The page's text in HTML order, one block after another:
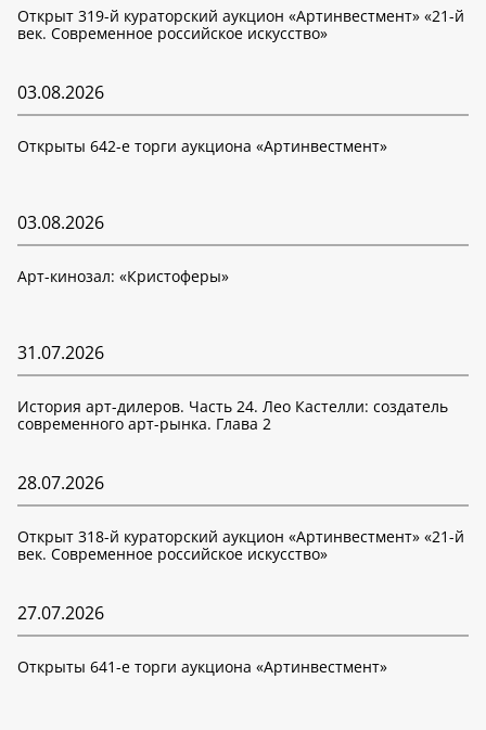
Открыт 319-й кураторский аукцион «Артинвестмент» «21-й
век. Современное российское искусство»
03.08.2026
Открыты 642-е торги аукциона «Артинвестмент»
03.08.2026
Арт-кинозал: «Кристоферы»
31.07.2026
История арт-дилеров. Часть 24. Лео Кастелли: создатель
современного арт-рынка. Глава 2
28.07.2026
Открыт 318-й кураторский аукцион «Артинвестмент» «21-й
век. Современное российское искусство»
27.07.2026
Открыты 641-е торги аукциона «Артинвестмент»